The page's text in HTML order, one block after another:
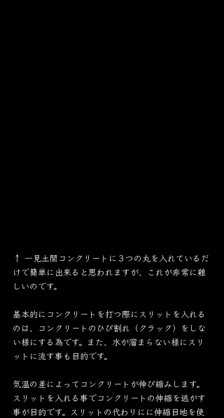
↑ 一見土間コンクリートに３つの丸を入れているだ
けで簡単に出来ると思われますが、これが非常に難
しいのです。
基本的にコンクリートを打つ際にスリットを入れる
のは、コンクリートのひび割れ（クラック）をしな
い様にする為です。また、水が溜まらない様にスリ
ットに流す事も目的です。
気温の差によってコンクリートが伸び縮みします。
スリットを入れる事でコンクリートの伸縮を逃がす
事が目的です。スリットの代わりにに伸縮目地を使